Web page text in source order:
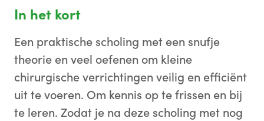
In het kort
Een praktische scholing met een snufje
theorie en veel oefenen om kleine
chirurgische verrichtingen veilig en efficiënt
uit te voeren. Om kennis op te frissen en bij
te leren. Zodat je na deze scholing met nog